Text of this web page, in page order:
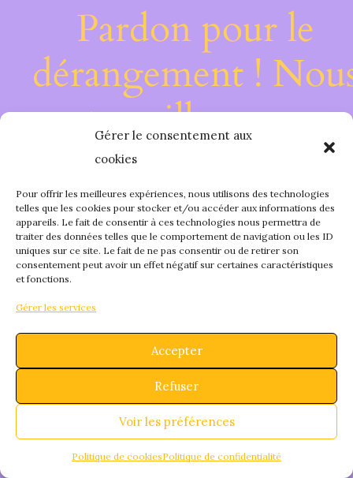
Gérer le consentement aux
cookies
Pour offrir les meilleures expériences, nous utilisons des technologies
telles que les cookies pour stocker et/ou accéder aux informations des
appareils. Le fait de consentir à ces technologies nous permettra de
traiter des données telles que le comportement de navigation ou les ID
uniques sur ce site. Le fait de ne pas consentir ou de retirer son
consentement peut avoir un effet négatif sur certaines caractéristiques
et fonctions.
Gérer les services
Accepter
Refuser
Voir les préférences
Politique de cookiesPolitique de confidentialité
Pardon pour le
dérangement !
travaillons sur
quelque chose de
fantastique –
bientôt !